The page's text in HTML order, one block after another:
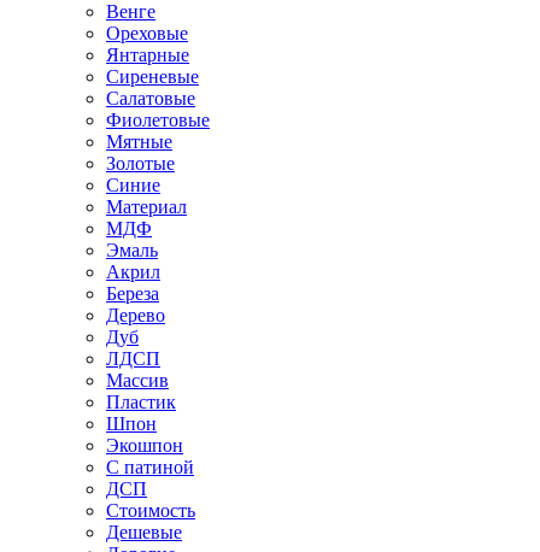
Венге
Ореховые
Янтарные
Сиреневые
Салатовые
Фиолетовые
Мятные
Золотые
Синие
Материал
МДФ
Эмаль
Акрил
Береза
Дерево
Дуб
ЛДСП
Массив
Пластик
Шпон
Экошпон
С патиной
ДСП
Стоимость
Дешевые